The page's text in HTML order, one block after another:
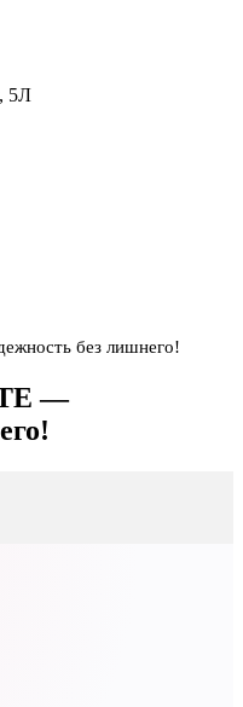
5Л
без лишнего!
—